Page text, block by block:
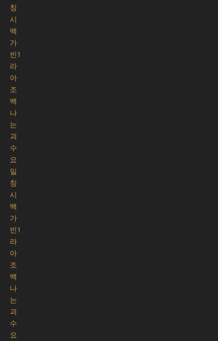
칭
시
백
가
빈1
라
아
조
백
나
는
괴
수
요
일
칭
시
백
가
빈1
라
아
조
백
나
는
괴
수
요